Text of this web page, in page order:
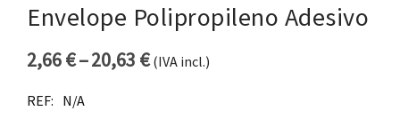
Envelope Polipropileno Adesivo
2,66€–20,63 €
Price range: 2,66 € through
(IVA incl.)
REF: N/A